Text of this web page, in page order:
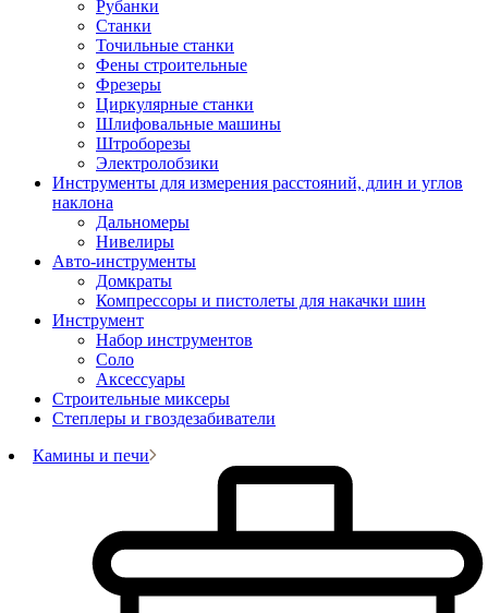
Рубанки
Станки
Точильные станки
Фены строительные
Фрезеры
Циркулярные станки
Шлифовальные машины
Штроборезы
Электролобзики
Инструменты для измерения расстояний, длин и углов
наклона
Дальномеры
Нивелиры
Авто-инструменты
Домкраты
Компрессоры и пистолеты для накачки шин
Инструмент
Набор инструментов
Соло
Аксессуары
Строительные миксеры
Степлеры и гвоздезабиватели
Камины и печи